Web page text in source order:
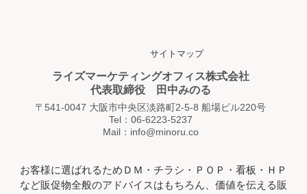
サイトマップ
ライズマーケティングオフィス株式会社
代表取締役 田中みのる
〒541-0047 大阪市中央区淡路町2-5-8 船場ビル220号
Tel：06-6223-5237
Mail：info@minoru.co
お客様に選ばれるためＤＭ・チラシ・ＰＯＰ・看板・ＨＰ
など販促物全般のアドバイスはもちろん、価値を伝える販